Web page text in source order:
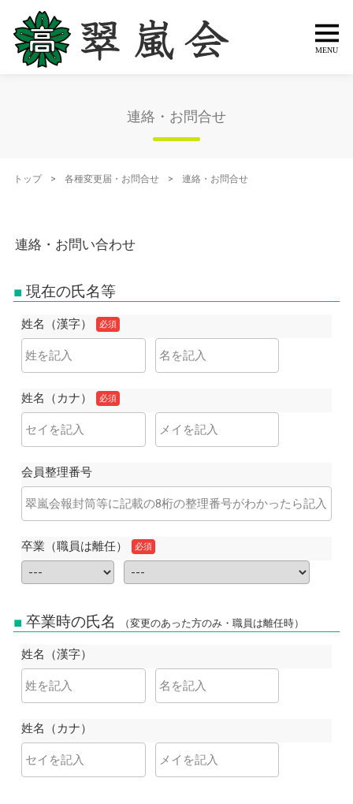
連絡・お問合せ
トップ > 各種変更届・お問合せ > 連絡・お問合せ
現在の氏名等
姓名（漢字） 必須
姓名（カナ） 必須
会員整理番号
卒業（職員は離任） 必須
卒業時の氏名 （変更のあった方のみ・職員は離任時）
姓名（漢字）
姓名（カナ）